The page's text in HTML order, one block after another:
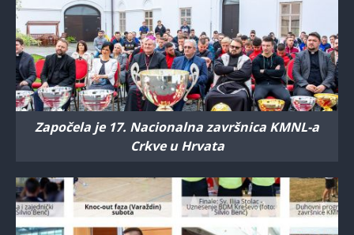
Započela je 17. Nacionalna završnica KMNL-a
Crkve u Hrvata